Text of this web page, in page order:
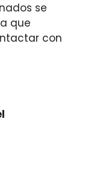
se
que
con